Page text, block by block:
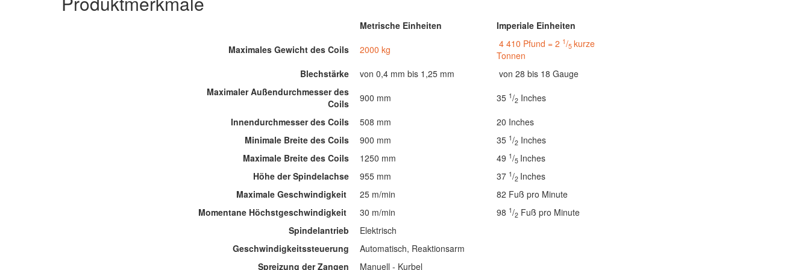
Metrische Einheiten
Imperiale Einheiten
Maximales Gewicht des Coils
2000 kg 4 410 Pfund = 2 1/5kurze
Tonnen
Blechstärke
von 0,4 mm bis 1,25 mm
von 28 bis 18 Gauge
Maximaler Außendurchmesser des
Coils
900 mm 35 1/2 Inches
Innendurchmesser des Coils
508 mm
20 Inches
Minimale Breite des Coils
900 mm 35 1/2 Inches
Maximale Breite des Coils
1250 mm 49 1/5 Inches
Höhe der Spindelachse
955 mm 37 1/2 Inches
Maximale Geschwindigkeit
25 m/min
82 Fuß pro Minute
Momentane Höchstgeschwindigkeit
30 m/min 98 1/2 Fuß pro Minute
Spindelantrieb
Elektrisch
Geschwindigkeitssteuerung
Automatisch, Reaktionsarm
Spreizung der Zangen
Manuell - Kurbel